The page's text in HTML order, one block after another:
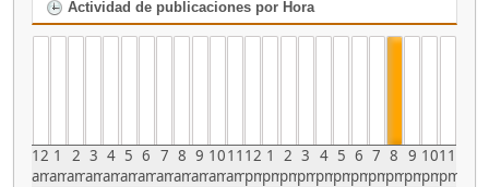
Actividad de publicaciones por Hora
12
am
1
am
2
am
3
am
4
am
5
am
6
am
7
am
8
am
9
am
10
am
11
am
12
pm
1
pm
2
pm
3
pm
4
pm
5
pm
6
pm
7
pm
8
pm
9
pm
10
pm
11
pm